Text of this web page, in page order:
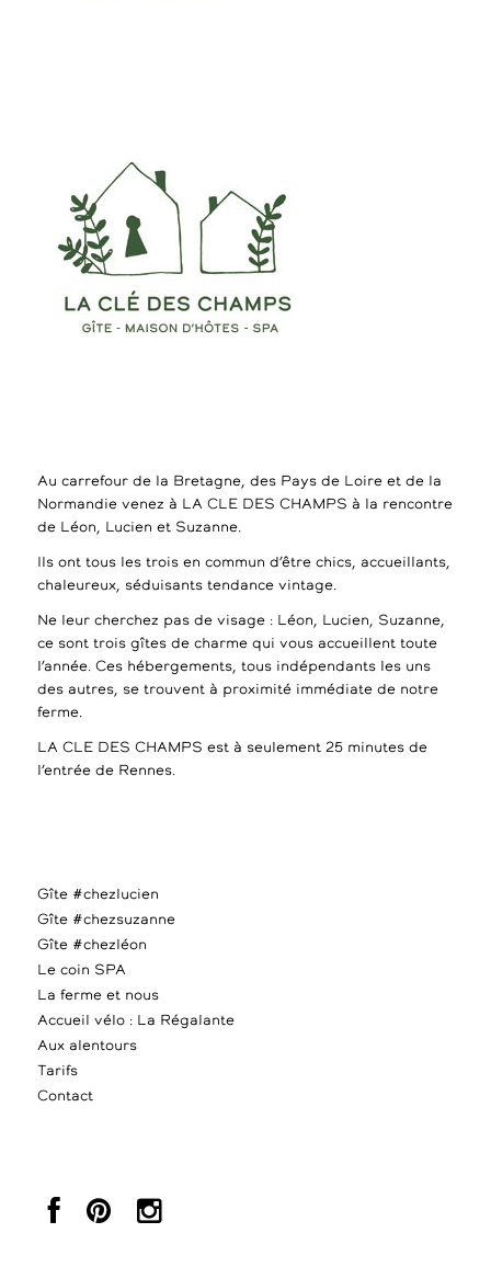
Au carrefour de la Bretagne, des Pays de Loire et de la
Normandie venez à LA CLE DES CHAMPS à la rencontre
de Léon, Lucien et Suzanne.
Ils ont tous les trois en commun d’être chics, accueillants,
chaleureux, séduisants tendance vintage.
Ne leur cherchez pas de visage : Léon, Lucien, Suzanne,
ce sont trois gîtes de charme qui vous accueillent toute
l’année. Ces hébergements, tous indépendants les uns
des autres, se trouvent à proximité immédiate de notre
ferme.
LA CLE DES CHAMPS est à seulement 25 minutes de
l’entrée de Rennes.
Gîte #chezlucien
Gîte #chezsuzanne
Gîte #chezléon
Le coin SPA
La ferme et nous
Accueil vélo : La Régalante
Aux alentours
Tarifs
Contact